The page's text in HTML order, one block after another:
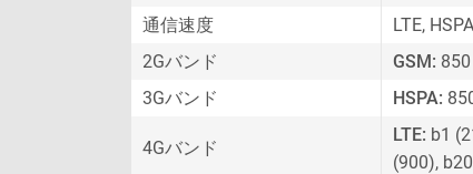
通信速度
LTE, HSPA
2Gバンド
GSM:
3Gバンド
HSPA:
4Gバンド
LTE: b1
(900),